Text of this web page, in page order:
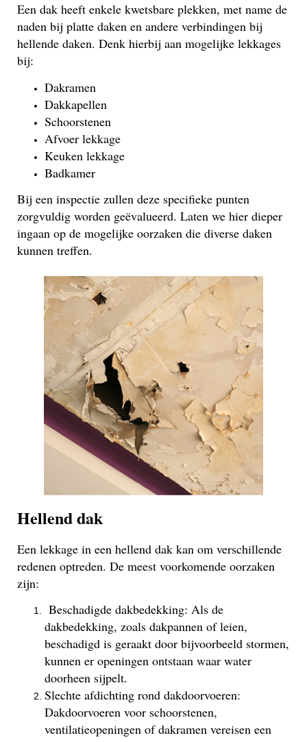
Een dak heeft enkele kwetsbare plekken, met name de
naden bij platte daken en andere verbindingen bij
hellende daken. Denk hierbij aan mogelijke lekkages
bij:
Dakramen
Dakkapellen
Schoorstenen
Afvoer lekkage
Keuken lekkage
Badkamer
Bij een inspectie zullen deze specifieke punten
zorgvuldig worden geëvalueerd. Laten we hier dieper
ingaan op de mogelijke oorzaken die diverse daken
kunnen treffen.
Hellend dak
Een lekkage in een hellend dak kan om verschillende
redenen optreden. De meest voorkomende oorzaken
zijn:
Beschadigde dakbedekking: Als de
dakbedekking, zoals dakpannen of leien,
beschadigd is geraakt door bijvoorbeeld stormen,
kunnen er openingen ontstaan waar water
doorheen sijpelt.
Slechte afdichting rond dakdoorvoeren:
Dakdoorvoeren voor schoorstenen,
ventilatieopeningen of dakramen vereisen een